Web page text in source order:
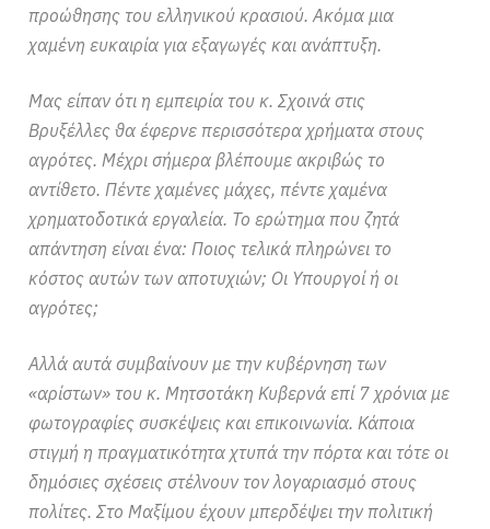
προώθησης του ελληνικού κρασιού. Ακόμα μια
χαμένη ευκαιρία για εξαγωγές και ανάπτυξη.
Μας είπαν ότι η εμπειρία του κ. Σχοινά στις
Βρυξέλλες θα έφερνε περισσότερα χρήματα στους
αγρότες. Μέχρι σήμερα βλέπουμε ακριβώς το
αντίθετο. Πέντε χαμένες μάχες, πέντε χαμένα
χρηματοδοτικά εργαλεία. Το ερώτημα που ζητά
απάντηση είναι ένα: Ποιος τελικά πληρώνει το
κόστος αυτών των αποτυχιών; Οι Υπουργοί ή οι
αγρότες;
Αλλά αυτά συμβαίνουν με την κυβέρνηση των
«αρίστων» του κ. Μητσοτάκη Κυβερνά επί 7 χρόνια με
φωτογραφίες συσκέψεις και επικοινωνία. Κάποια
στιγμή η πραγματικότητα χτυπά την πόρτα και τότε οι
δημόσιες σχέσεις στέλνουν τον λογαριασμό στους
πολίτες. Στο Μαξίμου έχουν μπερδέψει την πολιτική